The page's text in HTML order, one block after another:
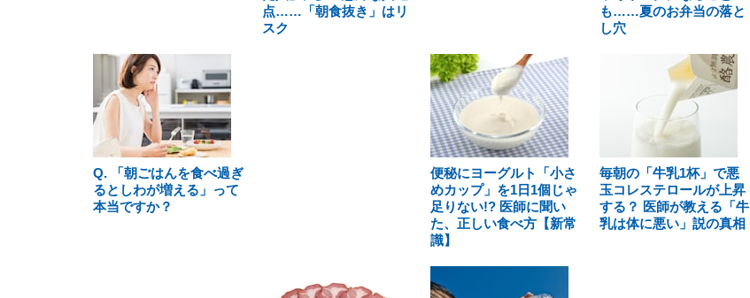
点……「朝食抜き」はリ
スク
も……夏のお弁当の落と
し穴
Q. 「朝ごはんを食べ過ぎ
るとしわが増える」って
本当ですか？
便秘にヨーグルト「小さ
めカップ」を1日1個じゃ
足りない!? 医師に聞い
た、正しい食べ方【新常
識】
毎朝の「牛乳1杯」で悪
玉コレステロールが上昇
する？ 医師が教える「牛
乳は体に悪い」説の真相